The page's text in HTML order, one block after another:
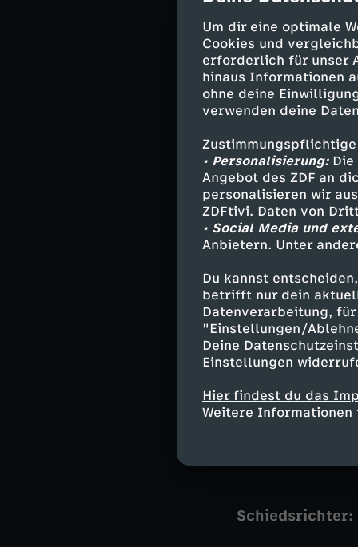
Um dir eine optimale
Cookies und
erforderlich für unser
hinaus Informationen
ohne deine
verwenden deine
• Personalisierung:Die
Angebot des ZDF an
personalisieren wir
ZDFtivi. Daten von
• Social Media und
Anbietern. Unter
Du kannst
betrifft nur dein
Datenverarbeitung,
"Einstellungen/
Deine
Einstellungen
Hier findest du das
Weitere
Kobel gegen
Lattentreffer
auf einen
WM ihrer
eigenen Land
überstehen.
Die
Schweiz:Kobel
- Xhaka,
Amdouni) -
Trainer:Murat
Kolumbien:
Lerma (83.
Schiedsrichter: